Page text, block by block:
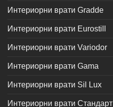
Интериорни врати Gradde
Интериорни врати Eurostill
Интериорни врати Variodor
Интериорни врати Gama
Интериорни врати Sil Lux
Интериорни врати Стандарт